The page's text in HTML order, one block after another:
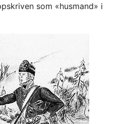
som «husmand» i